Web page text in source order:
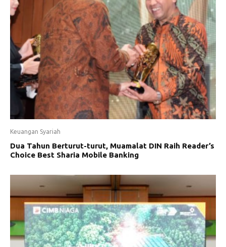
Keuangan Syariah
Dua Tahun Berturut-turut, Muamalat DIN Raih Reader’s
Choice Best Sharia Mobile Banking